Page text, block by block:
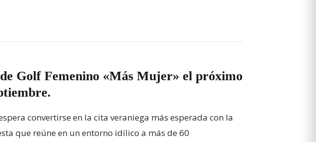
Golf Femenino «Más Mujer» el próximo
convertirse en la cita veraniega más esperada con la
que reúne en un entorno idílico a más de 60